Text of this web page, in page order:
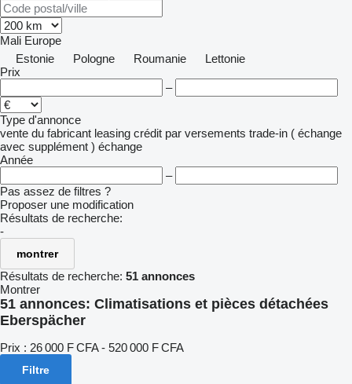
Mali Europe
Estonie
Pologne Roumanie
Lettonie
Prix
–
Type d'annonce
vente du fabricant leasing crédit par versements trade-in ( échange
avec supplément ) échange
Année
–
Pas assez de filtres ?
Proposer une modification
Résultats de recherche:
-
montrer
Résultats de recherche: 51 annonces
Montrer
51 annonces: Climatisations et pièces détachées
Eberspächer
Prix : 26 000 F CFA - 520 000 F CFA
Filtre